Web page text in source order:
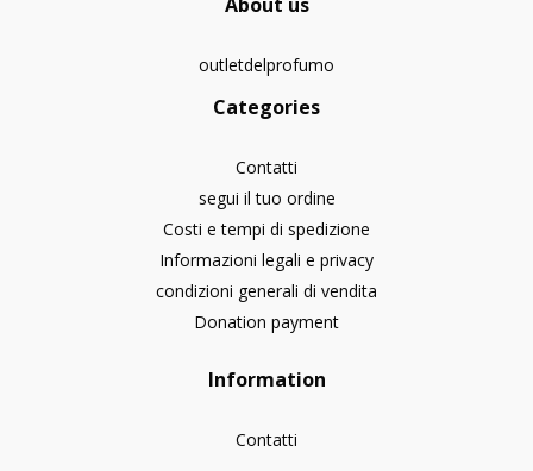
outletdelprofumo
Categories
Contatti
segui il tuo ordine
Costi e tempi di spedizione
Informazioni legali e privacy
condizioni generali di vendita
Donation payment
Information
Contatti